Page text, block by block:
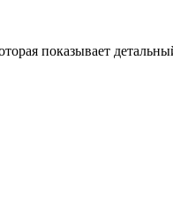
показывает